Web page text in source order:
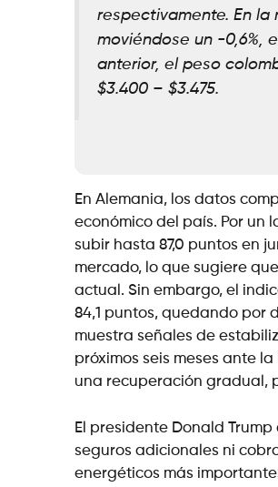
respectivamente. En
moviéndose un -0,6%,
anterior, el peso
$3.400 – $3.475.
En Alemania, los datos
económico del país. Por un
subir hasta 87,0 puntos en
mercado, lo que sugiere
actual. Sin embargo, el
84,1 puntos, quedando por
muestra señales de
próximos seis meses ante
una recuperación gradual,
El presidente Donald
seguros adicionales ni
energéticos más